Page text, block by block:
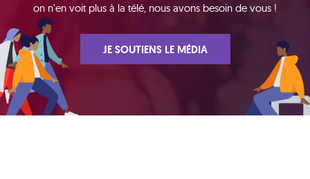
on n'en voit plus à la télé, nous avons besoin de vous !
JE SOUTIENS LE MÉDIA